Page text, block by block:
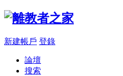
新建帳戶 登錄
論壇
搜索